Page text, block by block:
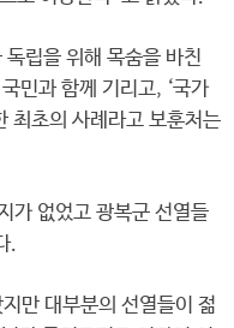
독립을 위해 목숨을 바친
민과 함께 기리고, ‘국가
최초의 사례라고 보훈처는
가 없었고 광복군 선열들
.
만 대부분의 선열들이 젊